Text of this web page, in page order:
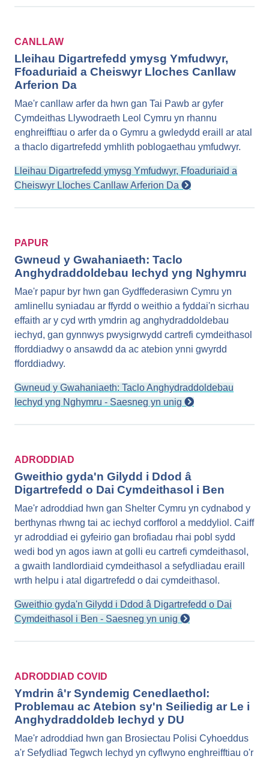
CANLLAW
Lleihau Digartrefedd ymysg Ymfudwyr,
Ffoaduriaid a Cheiswyr Lloches Canllaw
Arferion Da
Mae'r canllaw arfer da hwn gan Tai Pawb ar gyfer
Cymdeithas Llywodraeth Leol Cymru yn rhannu
enghreifftiau o arfer da o Gymru a gwledydd eraill ar atal
a thaclo digartrefedd ymhlith poblogaethau ymfudwyr.
Lleihau Digartrefedd ymysg Ymfudwyr, Ffoaduriaid a
Cheiswyr Lloches Canllaw Arferion Da
PAPUR
Gwneud y Gwahaniaeth: Taclo
Anghydraddoldebau Iechyd yng Nghymru
Mae'r papur byr hwn gan Gydffederasiwn Cymru yn
amlinellu syniadau ar ffyrdd o weithio a fyddai'n sicrhau
effaith ar y cyd wrth ymdrin ag anghydraddoldebau
iechyd, gan gynnwys pwysigrwydd cartrefi cymdeithasol
fforddiadwy o ansawdd da ac atebion ynni gwyrdd
fforddiadwy.
Gwneud y Gwahaniaeth: Taclo Anghydraddoldebau
Iechyd yng Nghymru - Saesneg yn unig
ADRODDIAD
Gweithio gyda'n Gilydd i Ddod â
Digartrefedd o Dai Cymdeithasol i Ben
Mae'r adroddiad hwn gan Shelter Cymru yn cydnabod y
berthynas rhwng tai ac iechyd corfforol a meddyliol. Caiff
yr adroddiad ei gyfeirio gan brofiadau rhai pobl sydd
wedi bod yn agos iawn at golli eu cartrefi cymdeithasol,
a gwaith landlordiaid cymdeithasol a sefydliadau eraill
wrth helpu i atal digartrefedd o dai cymdeithasol.
Gweithio gyda'n Gilydd i Ddod â Digartrefedd o Dai
Cymdeithasol i Ben - Saesneg yn unig
ADRODDIAD COVID
Ymdrin â'r Syndemig Cenedlaethol:
Problemau ac Atebion sy'n Seiliedig ar Le i
Anghydraddoldeb Iechyd y DU
Mae'r adroddiad hwn gan Brosiectau Polisi Cyhoeddus
a'r Sefydliad Tegwch Iechyd yn cyflwyno enghreifftiau o'r